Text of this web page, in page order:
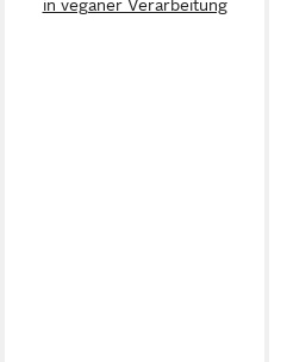
in veganer Verarbeitung